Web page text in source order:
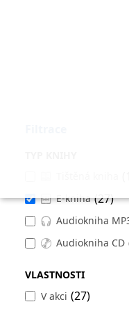
E-kniha (27)
Audiokniha
Audiokniha CD
VLASTNOSTI
V akci (27)
Nezbytně